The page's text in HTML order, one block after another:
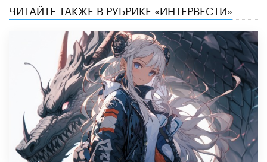
ЧИТАЙТЕ ТАКЖЕ В РУБРИКЕ «ИНТЕРВЕСТИ»